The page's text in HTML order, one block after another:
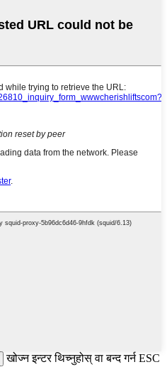
खोज्न इन्टर थिच्नुहोस् वा बन्द गर्न ESC